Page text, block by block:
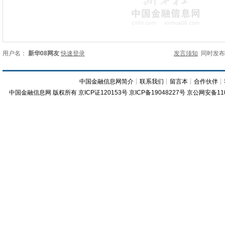
用户名： 新华08网友 快速登录 发言须知 同时发
中国金融信息网简介 ┊联系我们 ┊ 留言本 ┊合作伙伴 ┊
中国金融信息网 版权所有 京ICP证120153号 京ICP备19048227号 京公网安备